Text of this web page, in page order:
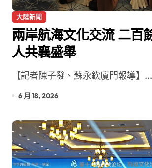
大陸新聞
兩岸航海文化交流 二百
人共襄盛舉
【記者陳子發、蘇永欽廈門報導】...
6 月 18, 2026